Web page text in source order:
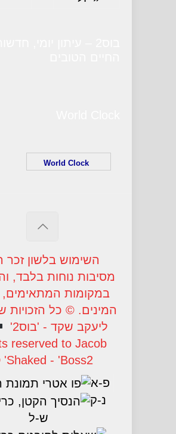
השימוש בלשון זכר
מסיבות נוחות בלבד,
במקומות המתאימים,
המינים.© כל הזכויות
ליעקב שקד - 'בוס2'
reserved to Jacob
Shaked - 'Boss2'
פ-א
נ-ק
ש-ל